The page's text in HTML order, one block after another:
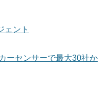
ェント
カーセンサーで最大30社か